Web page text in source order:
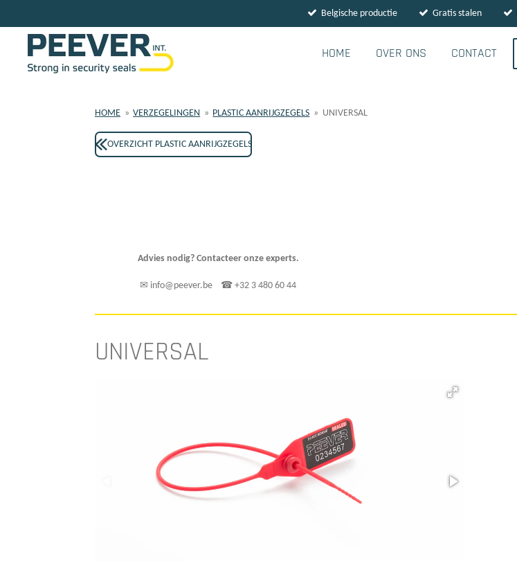
direct
Belgische productie Gratis stalen
HOME OVER ONS CONTACT
HOME » VERZEGELINGEN » PLASTIC AANRIJGZEGELS » UNIVERSAL
OVERZICHT PLASTIC AANRIJGZEGELS
Advies nodig? Contacteer onze experts.
✉ info@peever.be ☎ +32 3 480 60 44
UNIVERSAL